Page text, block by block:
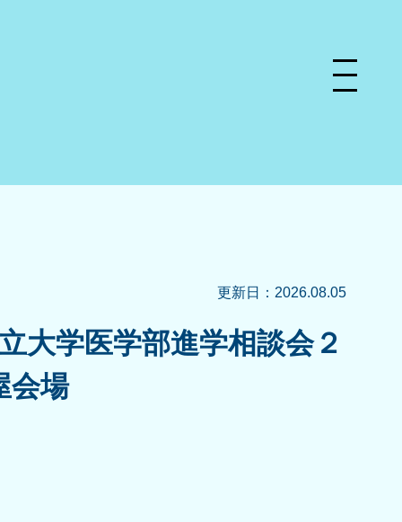
更新日：2026.08.05
大学医学部進学相談会２
会場